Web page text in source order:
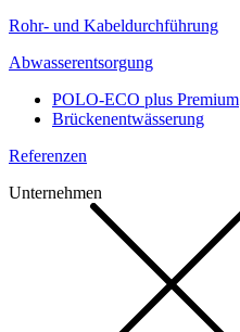
Rohr- und Kabeldurchführung
Abwasserentsorgung
POLO-ECO plus Premium
Brückenentwässerung
Referenzen
Unternehmen